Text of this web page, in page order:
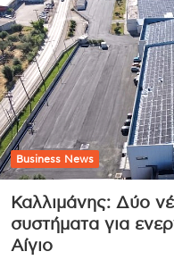
Business News
Καλλιμάνης: Δύο
συστήματα για
Αίγιο